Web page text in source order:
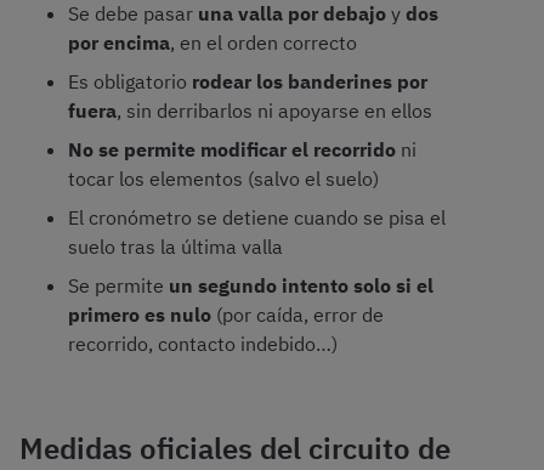
Se debe pasar una valla por debajo y dos
por encima, en el orden correcto
Es obligatorio rodear los banderines por
fuera, sin derribarlos ni apoyarse en ellos
No se permite modificar el recorrido ni
tocar los elementos (salvo el suelo)
El cronómetro se detiene cuando se pisa el
suelo tras la última valla
Se permite un segundo intento solo si el
primero es nulo (por caída, error de
recorrido, contacto indebido…)
Medidas oficiales del circuito de